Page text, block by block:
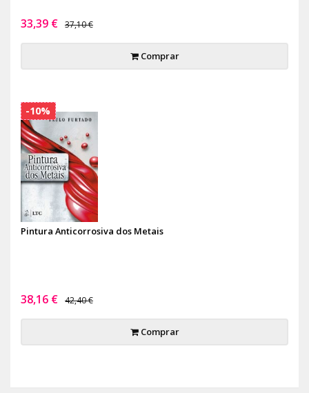
33,39 € 37,10 €
Comprar
Pintura Anticorrosiva dos Metais
38,16 € 42,40 €
Comprar
-10%